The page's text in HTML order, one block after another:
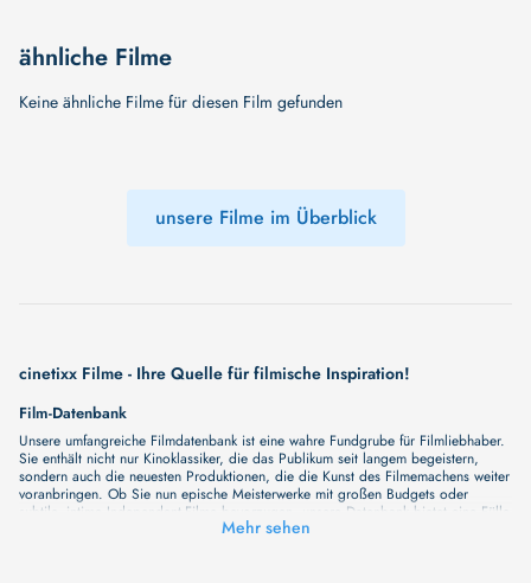
ähnliche Filme
Keine ähnliche Filme für diesen Film gefunden
unsere Filme im Überblick
cinetixx Filme - Ihre Quelle für filmische Inspiration!
Film-Datenbank
Unsere umfangreiche Filmdatenbank ist eine wahre Fundgrube für Filmliebhaber.
Sie enthält nicht nur Kinoklassiker, die das Publikum seit langem begeistern,
sondern auch die neuesten Produktionen, die die Kunst des Filmemachens weiter
voranbringen. Ob Sie nun epische Meisterwerke mit großen Budgets oder
subtile, intime Independent-Filme bevorzugen, unsere Datenbank bietet eine Fülle
von Inhalten, die Ihr Herz und Ihren Geist berühren werden. Beim Durchstöbern
Mehr sehen